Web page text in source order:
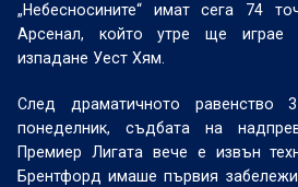
„Небесносините“ имат сега 74
Арсенал, който утре ще играе
изпадане Уест Хям.
След драматичното равенство
понеделник, съдбата на
Премиер Лигата вече е извън
Брентфорд имаше първия